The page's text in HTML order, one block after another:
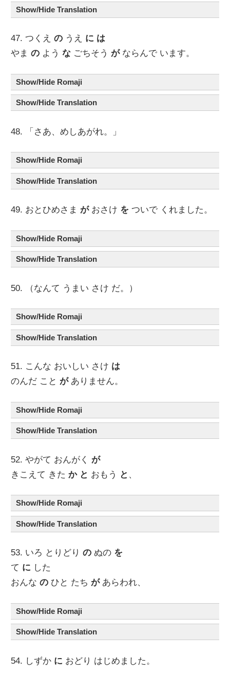
Show/Hide Translation
47. つくえの うえ に は
やまの ような ごちそうがならんで います。
Show/Hide Romaji
Show/Hide Translation
48. 「さあ、めしあがれ。」
Show/Hide Romaji
Show/Hide Translation
49. おとひめさまがおさけ を ついで くれました。
Show/Hide Romaji
Show/Hide Translation
50. （なんて うまい さけ だ。）
Show/Hide Romaji
Show/Hide Translation
51. こんな おいしい さけ は
のんだ ことがありません。
Show/Hide Romaji
Show/Hide Translation
52. やがて おんがくが
きこえて きたか と おもう と 、
Show/Hide Romaji
Show/Hide Translation
53. いろ とりどりの ぬの を
て に した
おんなの ひと たちがあらわれ、
Show/Hide Romaji
Show/Hide Translation
54. しずか に おどり はじめました。